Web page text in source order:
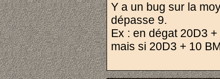
Y a un bug sur la
dépasse 9.
Ex : en dégat 20D3
mais si 20D3 + 10